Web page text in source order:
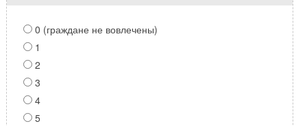
0 (граждане не вовлечены)
1
2
3
4
5